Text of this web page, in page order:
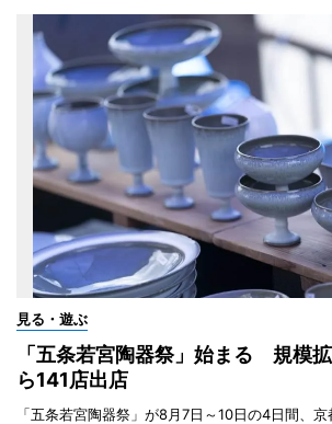
見る・遊ぶ
「五条若宮陶器祭」始まる 規模
ら141店出店
「五条若宮陶器祭」が8月7日～10日の4日間、